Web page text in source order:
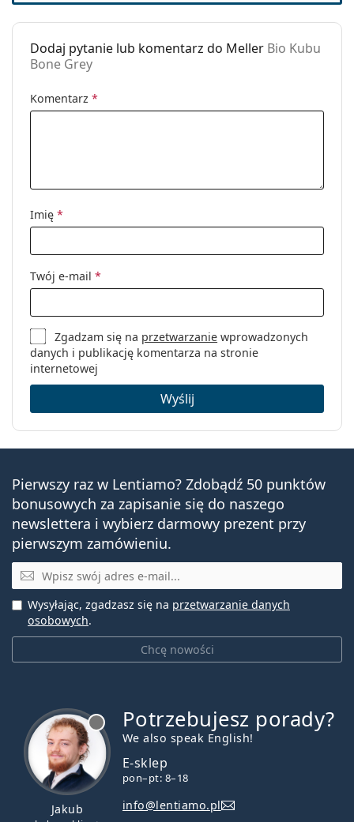
Dodaj pytanie lub komentarz do Meller Bio Kubu
Bone Grey
Komentarz *
Imię *
Twój e-mail *
Zgadzam się na przetwarzanie wprowadzonych
danych i publikację komentarza na stronie
internetowej
Wyślij
Pierwszy raz w Lentiamo? Zdobądź 50 punktów
bonusowych za zapisanie się do naszego
newslettera i wybierz darmowy prezent przy
pierwszym zamówieniu.
E-mail
Chcę nowości
Wysyłając, zgadzasz się na przetwarzanie danych
osobowych.
Jakub
Potrzebujesz porady?
We also speak English!
E-sklep
pon–pt: 8–18
info@lentiamo.pl